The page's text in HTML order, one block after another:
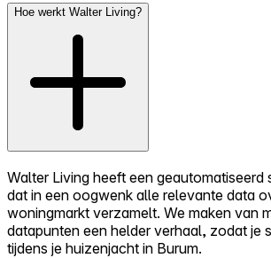
Hoe werkt Walter Living?
Walter Living heeft een geautomatiseerd
dat in een oogwenk alle relevante data
woningmarkt verzamelt. We maken van
datapunten een helder verhaal, zodat je
tijdens je huizenjacht in Burum.